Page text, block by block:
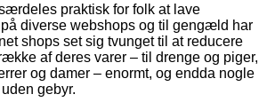
praktisk for folk at lave
diverse webshops og til gengæld har
shops set sig tvunget til at reducere
af deres varer – til drenge og piger,
og damer – enormt, og endda nogle
gebyr.